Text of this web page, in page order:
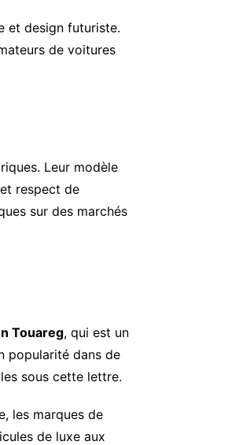
et design futuriste.
de voitures
Leur modèle
respect de
sur des marchés
Touareg, qui est un
popularité dans de
sous cette lettre.
les marques de
de luxe aux